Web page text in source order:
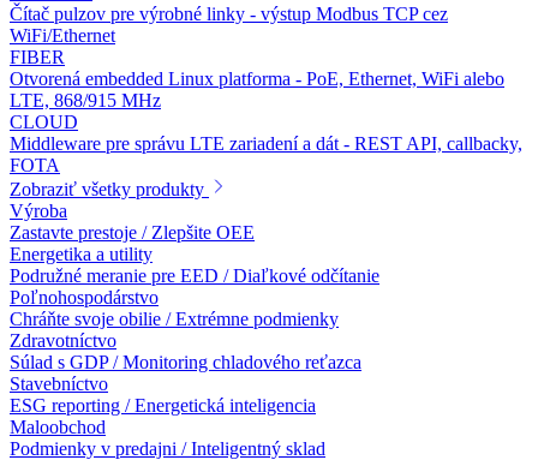
Čítač pulzov pre výrobné linky - výstup Modbus TCP cez
WiFi/Ethernet
FIBER
Otvorená embedded Linux platforma - PoE, Ethernet, WiFi alebo
LTE, 868/915 MHz
CLOUD
Middleware pre správu LTE zariadení a dát - REST API, callbacky,
FOTA
Zobraziť všetky produkty
Výroba
Zastavte prestoje / Zlepšite OEE
Energetika a utility
Podružné meranie pre EED / Diaľkové odčítanie
Poľnohospodárstvo
Chráňte svoje obilie / Extrémne podmienky
Zdravotníctvo
Súlad s GDP / Monitoring chladového reťazca
Stavebníctvo
ESG reporting / Energetická inteligencia
Maloobchod
Podmienky v predajni / Inteligentný sklad